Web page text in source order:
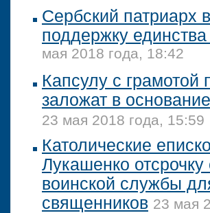
Сербский патриарх
поддержку
мая 2018 года, 18:42
Капсулу с грамотой
заложат в
23 мая 2018 года, 15:59
Католические
Лукашенко
воинской службы
священников 23 мая